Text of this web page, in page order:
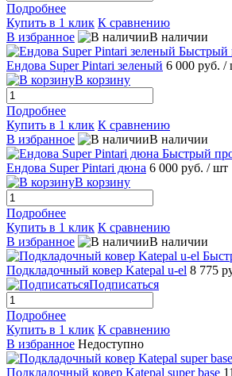
Подробнее
Купить в 1 клик К сравнению
В избранное
В наличии
Быстрый
Ендова Super Pintari зеленый 6 000 руб. /
В корзину
Подробнее
Купить в 1 клик К сравнению
В избранное
В наличии
Быстрый
Ендова Super Pintari дюна 6 000 руб. / шт
В корзину
Подробнее
Купить в 1 клик К сравнению
В избранное
В наличии
Подкладочный ковер Katepal u-el 8 775
Подписаться
Подробнее
Купить в 1 клик К сравнению
В избранное Недоступно
Подкладочный ковер Katepal super base